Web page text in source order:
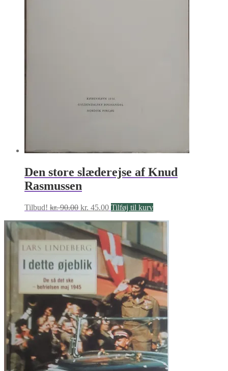
Den store slæderejse af Knud
Rasmussen
Tilbud! kr.90.00 Den
pris
var:
kr. 90.00.
kr. 45.00Den
er:
kr. 45.00.
Tilføj til kurv